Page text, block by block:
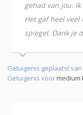
gehad van jou.
Het gaf heel veel
spiegel. Dank je
Getuigenis geplaatst
Getuigenis voormedium